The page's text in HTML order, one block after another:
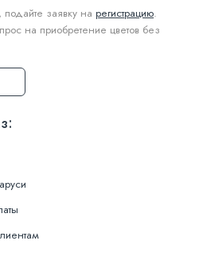
заявку на регистрацию.
на приобретение цветов без